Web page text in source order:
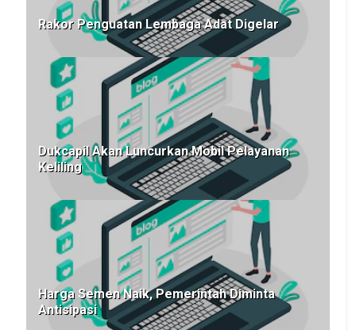
Rakor Penguatan Lembaga Adat Digelar
Dukcapil Akan Luncurkan Mobil Pelayanan
Keliling
Harga Semen Naik, Pemerintah Diminta
Antisipasi